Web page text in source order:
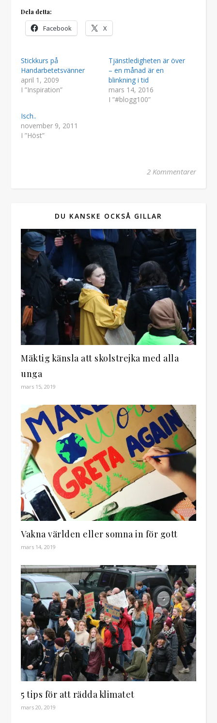
Dela detta:
Facebook X
Stickkurs på
Handarbetetsvänner
april 1, 2009
I ”Inspiration”
Tjänstledigheten är över
– en månad är en
blinkning i tid
mars 14, 2016
I ”#blogg100”
Isch..
november 9, 2011
I ”Höst”
2 Kommentarer
DU KANSKE OCKSÅ GILLAR
Mäktig känsla att skolstrejka med alla
unga
mars 15, 2019
Vakna världen eller somna in för gott
mars 14, 2019
5 tips för att rädda klimatet
mars 20, 2019